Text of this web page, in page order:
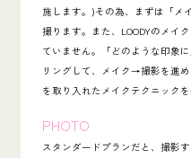
施します。)その為、まずは「メ
撮ります。また、LOODYのメイ
ていません。「どのような印象
リングして、メイク→撮影を進
を取り入れたメイクテクニックを
PHOTO
スタンダードプランだと、撮影